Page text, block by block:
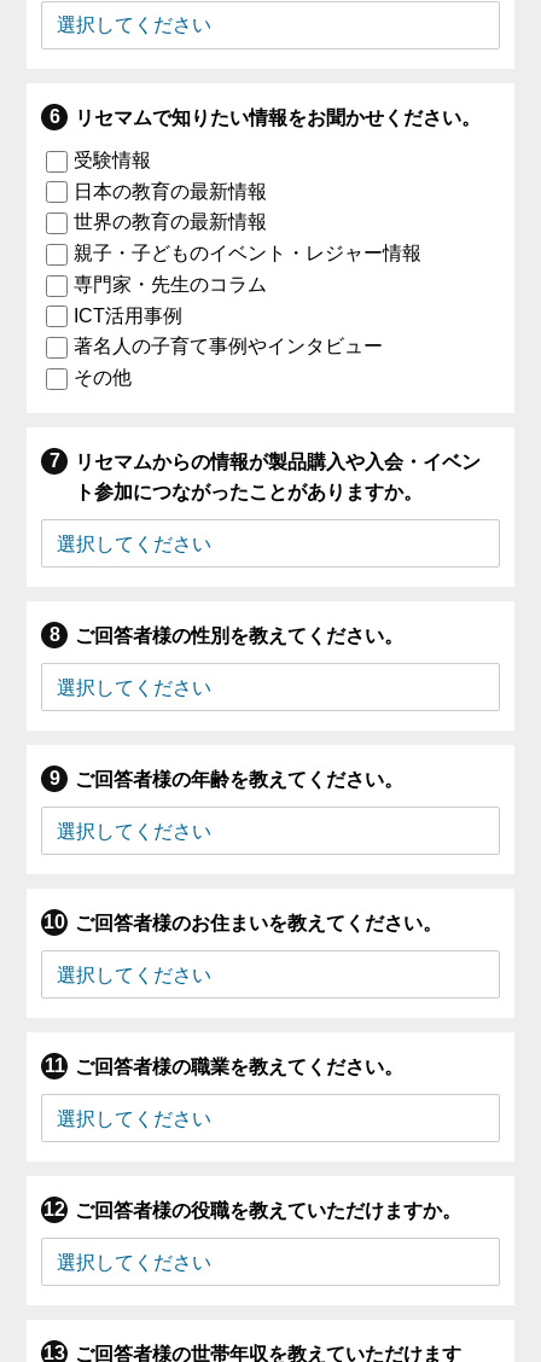
リセマムで知りたい情報をお聞かせください。
受験情報
日本の教育の最新情報
世界の教育の最新情報
親子・子どものイベント・レジャー情報
専門家・先生のコラム
ICT活用事例
著名人の子育て事例やインタビュー
その他
リセマムからの情報が製品購入や入会・イベン
ト参加につながったことがありますか。
ご回答者様の性別を教えてください。
ご回答者様の年齢を教えてください。
ご回答者様のお住まいを教えてください。
ご回答者様の職業を教えてください。
ご回答者様の役職を教えていただけますか。
ご回答者様の世帯年収を教えていただけます